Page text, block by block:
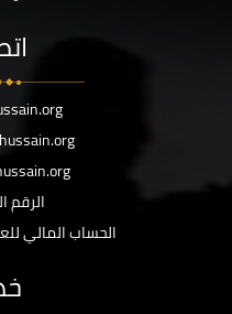
الرقم
الحساب المالي